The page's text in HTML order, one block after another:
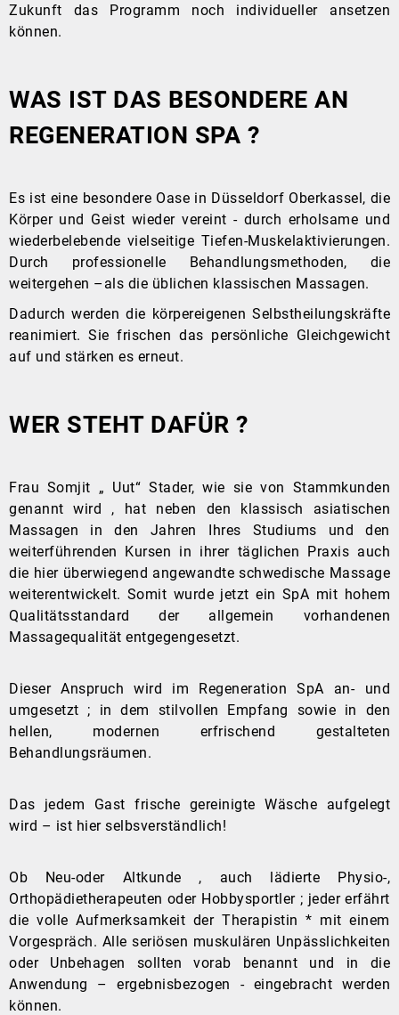
Zukunft das Programm noch individueller ansetzen
können.
WAS IST DAS BESONDERE AN
REGENERATION SPA ?
Es ist eine besondere Oase in Düsseldorf Oberkassel, die
Körper und Geist wieder vereint - durch erholsame und
wiederbelebende vielseitige Tiefen-Muskelaktivierungen.
Durch professionelle Behandlungsmethoden, die
weitergehen –als die üblichen klassischen Massagen.
Dadurch werden die körpereigenen Selbstheilungskräfte
reanimiert. Sie frischen das persönliche Gleichgewicht
auf und stärken es erneut.
WER STEHT DAFÜR ?
Frau Somjit „ Uut“ Stader, wie sie von Stammkunden
genannt wird , hat neben den klassisch asiatischen
Massagen in den Jahren Ihres Studiums und den
weiterführenden Kursen in ihrer täglichen Praxis auch
die hier überwiegend angewandte schwedische Massage
weiterentwickelt. Somit wurde jetzt ein SpA mit hohem
Qualitätsstandard der allgemein vorhandenen
Massagequalität entgegengesetzt.
Dieser Anspruch wird im Regeneration SpA an- und
umgesetzt ; in dem stilvollen Empfang sowie in den
hellen, modernen erfrischend gestalteten
Behandlungsräumen.
Das jedem Gast frische gereinigte Wäsche aufgelegt
wird – ist hier selbsverständlich!
Ob Neu-oder Altkunde , auch lädierte Physio-,
Orthopädietherapeuten oder Hobbysportler ; jeder erfährt
die volle Aufmerksamkeit der Therapistin * mit einem
Vorgespräch. Alle seriösen muskulären Unpässlichkeiten
oder Unbehagen sollten vorab benannt und in die
Anwendung – ergebnisbezogen - eingebracht werden
können.